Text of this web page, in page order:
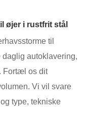
øjer i rustfrit stål
til
autoklavering,
Fortæl os dit
Vi vil svare
type, tekniske